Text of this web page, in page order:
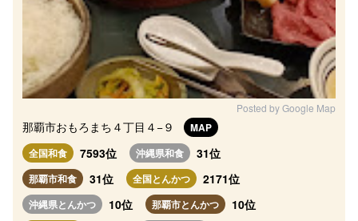
Posted by Google Map
那覇市おもろまち４丁目４−９
MAP
全国和食
7593位 沖縄県和食 31位
那覇市和食 31位 全国とんかつ 2171位
沖縄県とんかつ 10位 那覇市とんかつ 10位